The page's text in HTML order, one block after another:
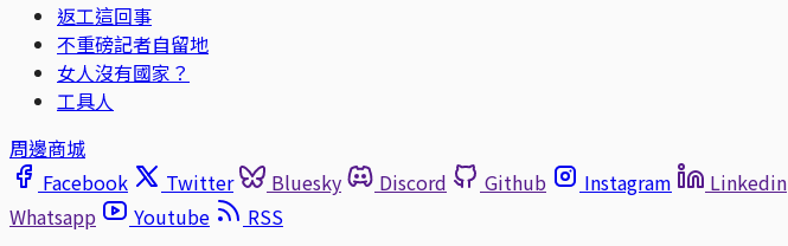
返工這回事
不重磅記者自留地
女人沒有國家？
工具人
周邊商城
Facebook
Twitter Bluesky Discord Github Instagram Linkedin
Whatsapp
Youtube
RSS